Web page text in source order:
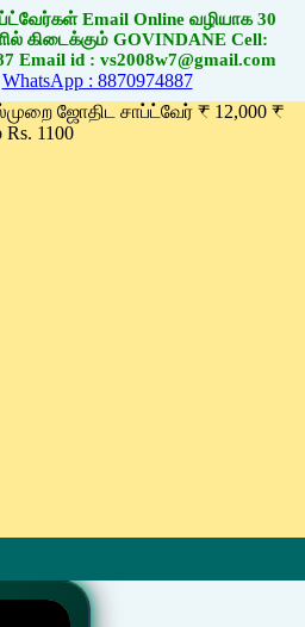
Email Online வழியாக 30
கிடைக்கும் GOVINDANE Cell:
Email id : vs2008w7@gmail.com
WhatsApp : 8870974887
ஜோதிட சாப்ட்வேர் ₹ 12,000 ₹
1100